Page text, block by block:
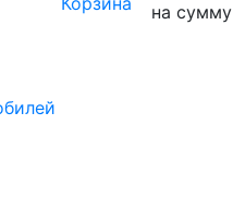
на сумму